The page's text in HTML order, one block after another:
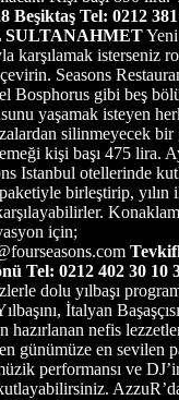
Beşiktaş Tel: 0212
SULTANAHMETYeni
karşılamak isterseniz
Seasons
Bosphorus gibi beş
yaşamak isteyen
silinmeyecek bir
kişi başı 475 lira.
Istanbul otellerinde
birleştirip,
için;
Tel: 0212 402 30 10
dolu yılbaşı
İtalyan
hazırlanan nefis
günümüze en sevilen
performansı ve